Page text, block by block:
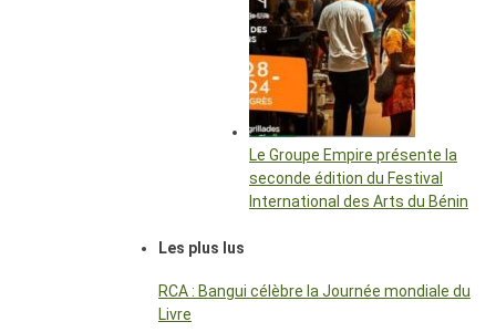
Le Groupe Empire présente la
seconde édition du Festival
International des Arts du Bénin
Les plus lus
RCA : Bangui célèbre la Journée mondiale du
Livre